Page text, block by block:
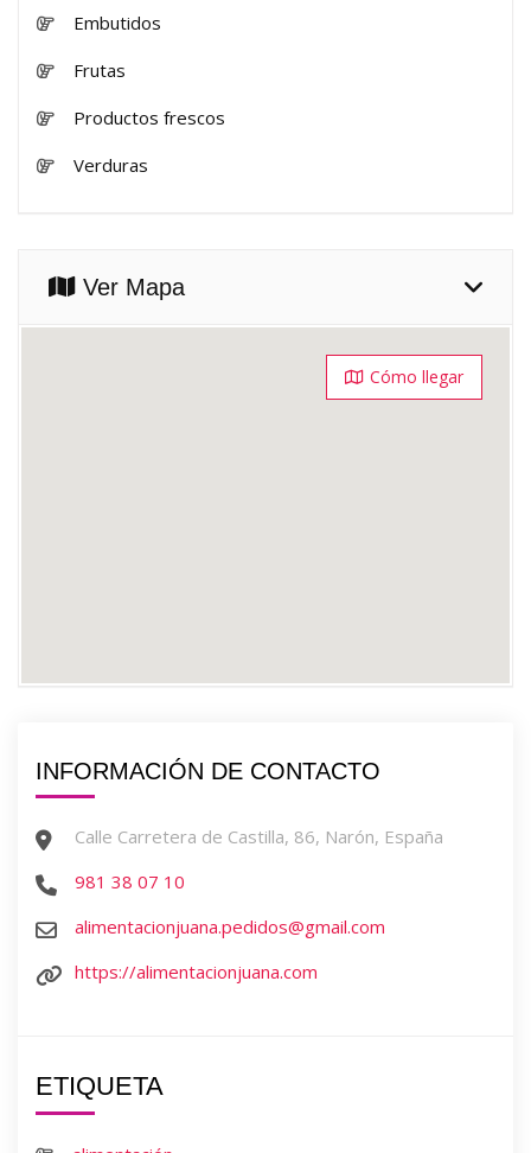
Embutidos
Frutas
Productos frescos
Verduras
Ver Mapa
Cómo llegar
INFORMACIÓN DE CONTACTO
Calle Carretera de Castilla, 86, Narón, España
981 38 07 10
alimentacionjuana.pedidos@gmail.com
https://alimentacionjuana.com
ETIQUETA